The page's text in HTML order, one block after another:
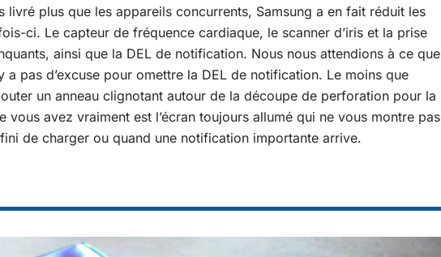
livré plus que les appareils concurrents, Samsung a en fait réduit les
ci. Le capteur de fréquence cardiaque, le scanner d’iris et la prise
ainsi que la DEL de notification. Nous nous attendions à ce que
a pas d’excuse pour omettre la DEL de notification. Le moins que
un anneau clignotant autour de la découpe de perforation pour la
vous avez vraiment est l’écran toujours allumé qui ne vous montre pas
de charger ou quand une notification importante arrive.